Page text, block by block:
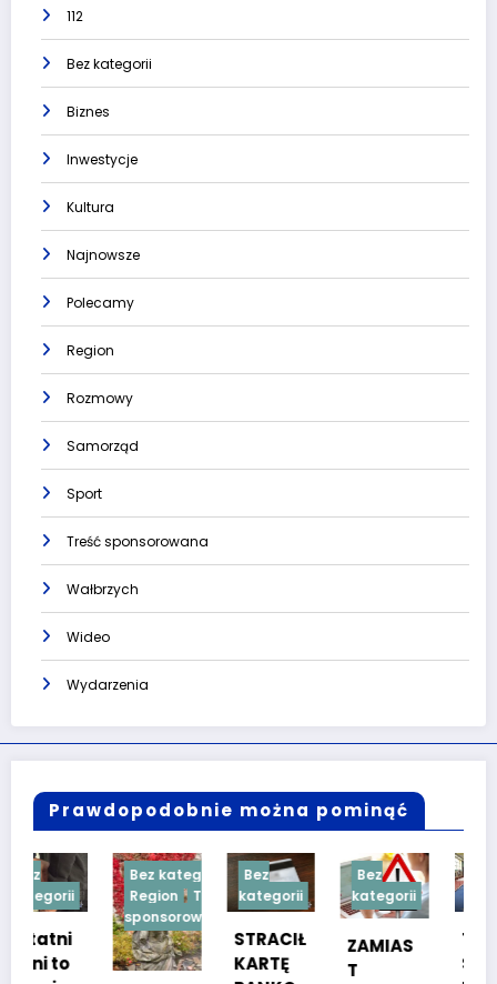
112
Bez kategorii
Biznes
Inwestycje
Kultura
Najnowsze
Polecamy
Region
Rozmowy
Samorząd
Sport
Treść sponsorowana
Wałbrzych
Wideo
Wydarzenia
Prawdopodobnie można pominąć
Bez kategorii
Region
Treść
sponsorowana
Bez
kategorii
STRACIŁ
KARTĘ
Bez
kategorii
ZAMIAS
T
Bez
kategorii
TESTY